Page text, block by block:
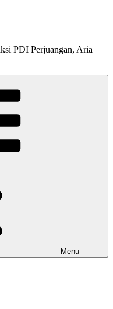
PDI Perjuangan, Aria
Menu